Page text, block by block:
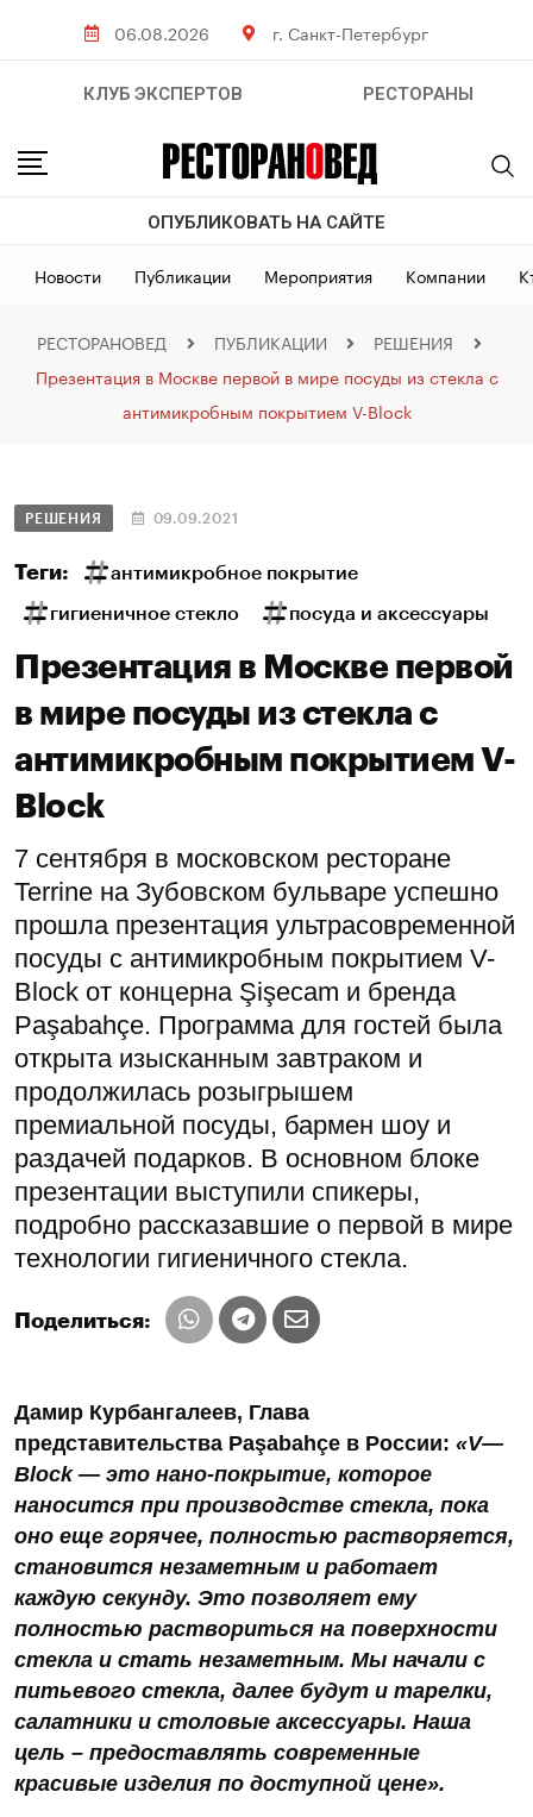
06.08.2026 г. Санкт-Петербург
КЛУБ ЭКСПЕРТОВ РЕСТОРАНЫ
ОПУБЛИКОВАТЬ НА САЙТЕ
Новости Публикации Мероприятия Компании
РЕСТОРАНОВЕД ПУБЛИКАЦИИ
РЕШЕНИЯ
Презентация в Москве первой в мире посуды из стекла с
антимикробным покрытием V-Block
РЕШЕНИЯ 09.09.2021
Теги: антимикробное покрытие
гигиеничное стекло посуда и аксессуары
Презентация в Москве первой
в мире посуды из стекла с
антимикробным покрытием V-
Block
7 сентября в московском ресторане
Terrine на Зубовском бульваре успешно
прошла презентация ультрасовременной
посуды с антимикробным покрытием V-
Block от концерна Şişecam и бренда
Paşabahçe. Программа для гостей была
открыта изысканным завтраком и
продолжилась розыгрышем
премиальной посуды, бармен шоу и
раздачей подарков. В основном блоке
презентации выступили спикеры,
подробно рассказавшие о первой в мире
технологии гигиеничного стекла.
Поделиться:
Дамир Курбангалеев, Глава
представительства Paşabahçe в России: «V—
Block — это нано-покрытие, которое
наносится при производстве стекла, пока
оно еще горячее, полностью растворяется,
становится незаметным и работает
каждую секунду. Это позволяет ему
полностью раствориться на поверхности
стекла и стать незаметным. Мы начали с
питьевого стекла, далее будут и тарелки,
салатники и столовые аксессуары. Наша
цель – предоставлять современные
красивые изделия по доступной цене».